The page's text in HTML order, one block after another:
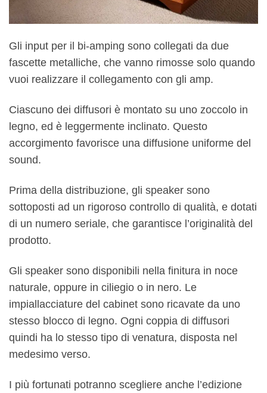
Gli input per il bi-amping sono collegati da due
fascette metalliche, che vanno rimosse solo quando
vuoi realizzare il collegamento con gli amp.
Ciascuno dei diffusori è montato su uno zoccolo in
legno, ed è leggermente inclinato. Questo
accorgimento favorisce una diffusione uniforme del
sound.
Prima della distribuzione, gli speaker sono
sottoposti ad un rigoroso controllo di qualità, e dotati
di un numero seriale, che garantisce l’originalità del
prodotto.
Gli speaker sono disponibili nella finitura in noce
naturale, oppure in ciliegio o in nero. Le
impiallacciature del cabinet sono ricavate da uno
stesso blocco di legno. Ogni coppia di diffusori
quindi ha lo stesso tipo di venatura, disposta nel
medesimo verso.
I più fortunati potranno scegliere anche l’edizione